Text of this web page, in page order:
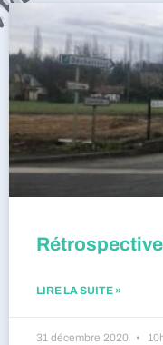
LIRE LA SUITE »
31 décembre 2020